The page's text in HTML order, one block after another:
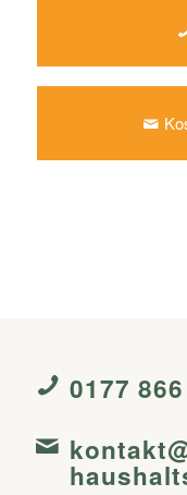
0177